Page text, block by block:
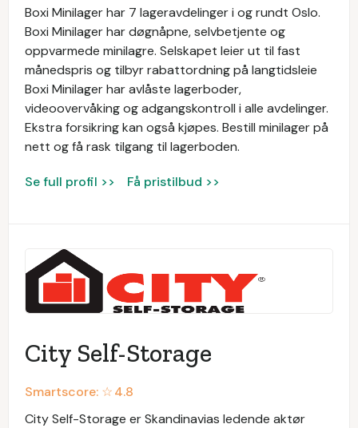
Boxi Minilager har 7 lageravdelinger i og rundt Oslo.
Boxi Minilager har døgnåpne, selvbetjente og
oppvarmede minilagre. Selskapet leier ut til fast
månedspris og tilbyr rabattordning på langtidsleie
Boxi Minilager har avlåste lagerboder,
videoovervåking og adgangskontroll i alle avdelinger.
Ekstra forsikring kan også kjøpes. Bestill minilager på
nett og få rask tilgang til lagerboden.
Se full profil >> Få pristilbud >>
City Self-Storage
Smartscore: ☆4.8
City Self-Storage er Skandinavias ledende aktør